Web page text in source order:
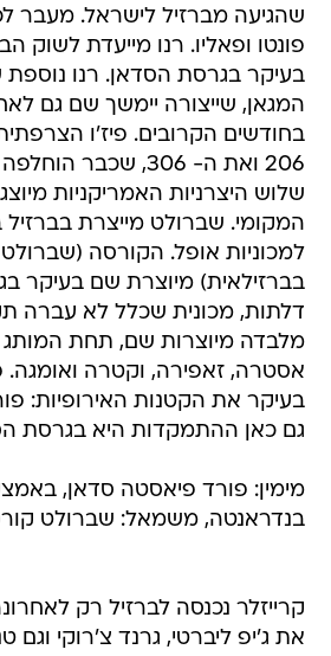
שהגיעה מברזיל לישראל. מעבר
פונטו ופאליו. רנו מייעדת לשוק
בעיקר בגרסת הסדאן. רנו
המגאן, שייצורה יימשך שם גם
בחודשים הקרובים. פיז'ו
206 ואת ה- 306, שכבר הוחלפה בעולם המערבי.
שלוש היצרניות האמריקניות
המקומי. שברולט מייצרת
למכוניות אופל. הקורסה
בברזילאית) מיוצרת שם בעיקר
דלתות, מכונית שכלל לא עברה
מלבדה מיוצרות שם, תחת
אסטרה, זאפירה, וקטרה ואומגה.
בעיקר את הקטנות האירופיות:
גם כאן ההתמקדות היא בגרסת
מימין: פורד פיאסטה סדאן,
בנדראנטה, משמאל: שברולט
קרייזלר נכנסה לברזיל רק
את ג'יפ ליברטי, גרנד צ'רוקי וגם